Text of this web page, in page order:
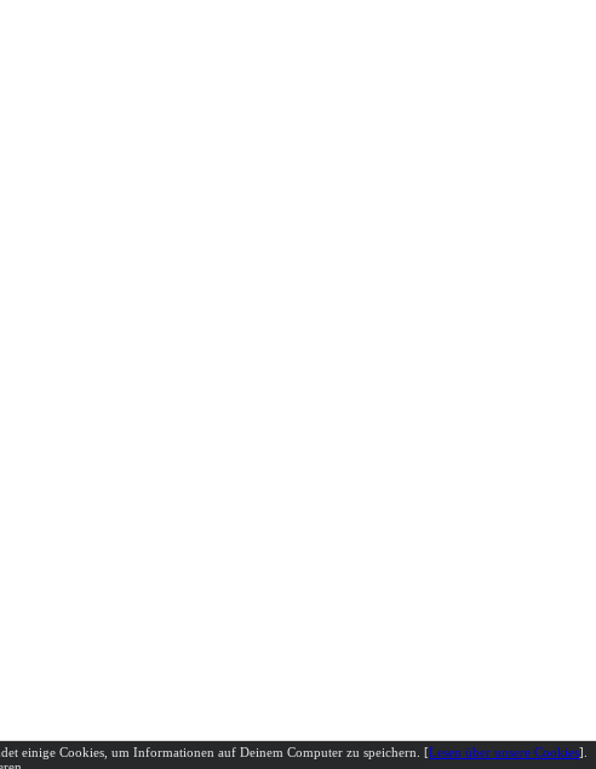
einige Cookies, um Informationen auf Deinem Computer zu speichern. [Lesen über unsere Cookies].
warranties underEPAL